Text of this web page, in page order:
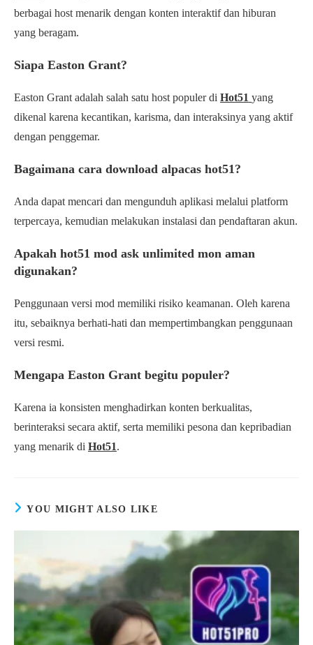
berbagai host menarik dengan konten interaktif dan hiburan
yang beragam.
Siapa Easton Grant?
Easton Grant adalah salah satu host populer di Hot51 yang
dikenal karena kecantikan, karisma, dan interaksinya yang aktif
dengan penggemar.
Bagaimana cara download alpacas hot51?
Anda dapat mencari dan mengunduh aplikasi melalui platform
terpercaya, kemudian melakukan instalasi dan pendaftaran akun.
Apakah hot51 mod ask unlimited mon aman
digunakan?
Penggunaan versi mod memiliki risiko keamanan. Oleh karena
itu, sebaiknya berhati-hati dan mempertimbangkan penggunaan
versi resmi.
Mengapa Easton Grant begitu populer?
Karena ia konsisten menghadirkan konten berkualitas,
berinteraksi secara aktif, serta memiliki pesona dan kepribadian
yang menarik di Hot51.
YOU MIGHT ALSO LIKE